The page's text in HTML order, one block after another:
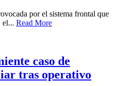
por el sistema frontal que
el... Read More
caso de
tras operativo